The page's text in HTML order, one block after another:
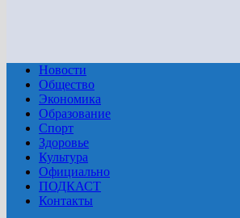
Новости
Общество
Экономика
Образование
Спорт
Здоровье
Культура
Официально
ПОДКАСТ
Контакты